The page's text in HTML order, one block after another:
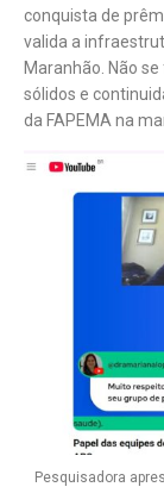
conquista de
valida a
Maranhão. Não
sólidos e
da FAPEMA na
Pesquisadora